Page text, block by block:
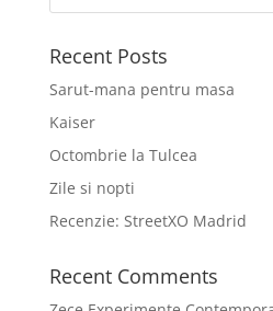
Recent Posts
Sarut-mana pentru masa
Kaiser
Octombrie la Tulcea
Zile si nopti
Recenzie: StreetXO Madrid
Recent Comments